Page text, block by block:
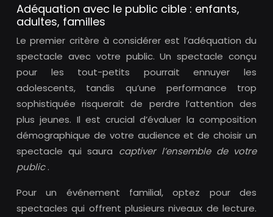
Adéquation avec le public cible : enfants,
adultes, familles
Le premier critère à considérer est l’adéquation du
spectacle avec votre public. Un spectacle conçu
pour les tout-petits pourrait ennuyer les
adolescents, tandis qu’une performance trop
sophistiquée risquerait de perdre l’attention des
plus jeunes. Il est crucial d’évaluer la composition
démographique de votre audience et de choisir un
spectacle qui saura captiver l’ensemble de votre
public.
Pour un événement familial, optez pour des
spectacles qui offrent plusieurs niveaux de lecture.